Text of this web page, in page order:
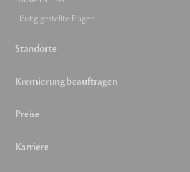
Häufig gestellte Fragen
Standorte
Kremierung beauftragen
Preise
Karriere